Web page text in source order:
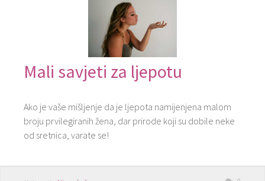
Mali savjeti za ljepotu
Ako je vaše mišljenje da je ljepota namijenjena malom
broju prvilegiranih žena, dar prirode koji su dobile neke
od sretnica, varate se!